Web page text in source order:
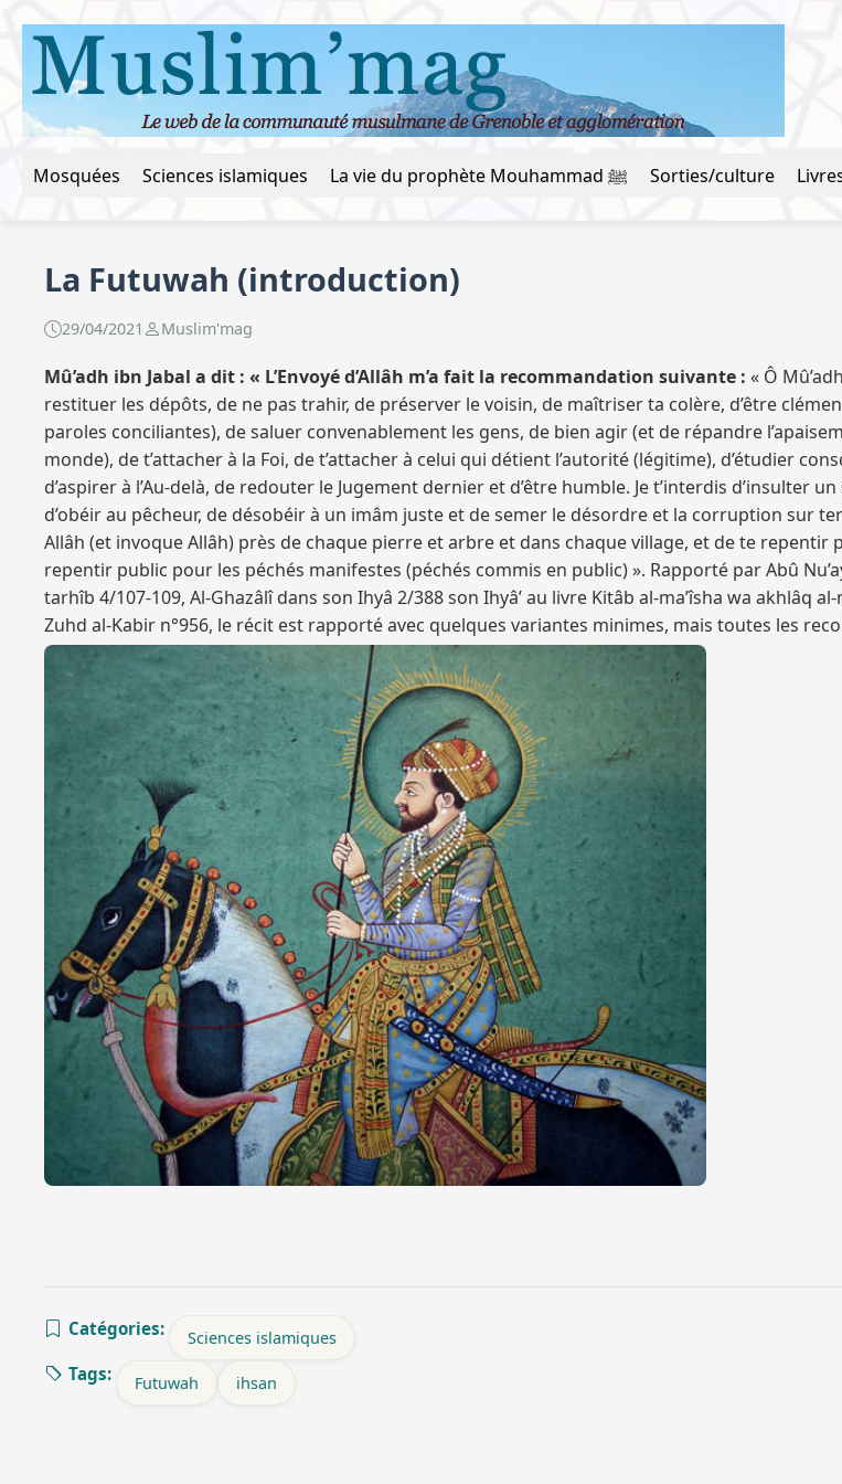
Mosquées Sciences islamiques La vie du prophète Mouhammad ﷺ Sorties/culture
La Futuwah (introduction)
29/04/2021 Muslim'mag
Mû’adh ibn Jabal a dit : « L’Envoyé d’Allâh m’a fait la recommandation suivante : « Ô
restituer les dépôts, de ne pas trahir, de préserver le voisin, de maîtriser ta colère, d’être
paroles conciliantes), de saluer convenablement les gens, de bien agir (et de répandre
monde), de t’attacher à la Foi, de t’attacher à celui qui détient l’autorité (légitime), d’étudier
d’aspirer à l’Au-delà, de redouter le Jugement dernier et d’être humble. Je t’interdis d’insulter
d’obéir au pêcheur, de désobéir à un imâm juste et de semer le désordre et la corruption sur
Allâh (et invoque Allâh) près de chaque pierre et arbre et dans chaque village, et de te
repentir public pour les péchés manifestes (péchés commis en public) ». Rapporté par Abû
tarhîb 4/107-109, Al-Ghazâlî dans son Ihyâ 2/388 son Ihyâ’ au livre Kitâb al-ma’îsha wa akhlâq
Zuhd al-Kabir n°956, le récit est rapporté avec quelques variantes minimes, mais toutes les
Catégories: Sciences islamiques
Tags: Futuwah ihsan